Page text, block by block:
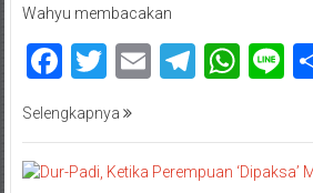
Wahyu membacakan
Facebook
Twitter
Email
Selengkapnya